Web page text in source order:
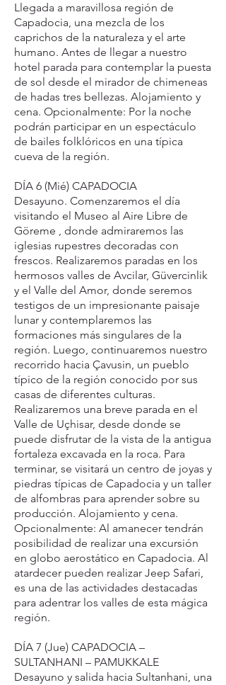
Llegada a maravillosa región de
Capadocia, una mezcla de los
caprichos de la naturaleza y el arte
humano. Antes de llegar a nuestro
hotel parada para contemplar la puesta
de sol desde el mirador de chimeneas
de hadas tres bellezas. Alojamiento y
cena. Opcionalmente: Por la noche
podrán participar en un espectáculo
de bailes folklóricos en una típica
cueva de la región.
DÍA 6 (Mié) CAPADOCIA
Desayuno. Comenzaremos el día
visitando el Museo al Aire Libre de
Göreme , donde admiraremos las
iglesias rupestres decoradas con
frescos. Realizaremos paradas en los
hermosos valles de Avcilar, Güvercinlik
y el Valle del Amor, donde seremos
testigos de un impresionante paisaje
lunar y contemplaremos las
formaciones más singulares de la
región. Luego, continuaremos nuestro
recorrido hacia Çavusin, un pueblo
típico de la región conocido por sus
casas de diferentes culturas.
Realizaremos una breve parada en el
Valle de Uçhisar, desde donde se
puede disfrutar de la vista de la antigua
fortaleza excavada en la roca. Para
terminar, se visitará un centro de joyas y
piedras típicas de Capadocia y un taller
de alfombras para aprender sobre su
producción. Alojamiento y cena.
Opcionalmente: Al amanecer tendrán
posibilidad de realizar una excursión
en globo aerostático en Capadocia. Al
atardecer pueden realizar Jeep Safari,
es una de las actividades destacadas
para adentrar los valles de esta mágica
región.
DÍA 7 (Jue) CAPADOCIA –
SULTANHANI – PAMUKKALE
Desayuno y salida hacia Sultanhani, una